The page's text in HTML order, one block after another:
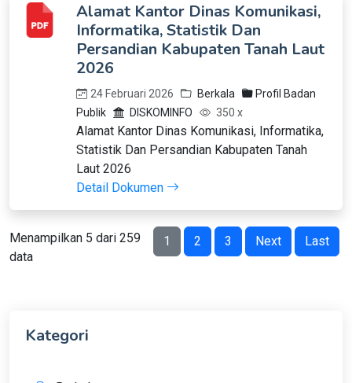
Alamat Kantor Dinas Komunikasi,
Informatika, Statistik Dan
Persandian Kabupaten Tanah Laut
2026
24 Februari 2026 Berkala
Profil Badan
Publik
DISKOMINFO 350 x
Alamat Kantor Dinas Komunikasi, Informatika,
Statistik Dan Persandian Kabupaten Tanah
Laut 2026
Detail Dokumen
Menampilkan 5 dari 259
data
1 2 3 Next Last
Kategori